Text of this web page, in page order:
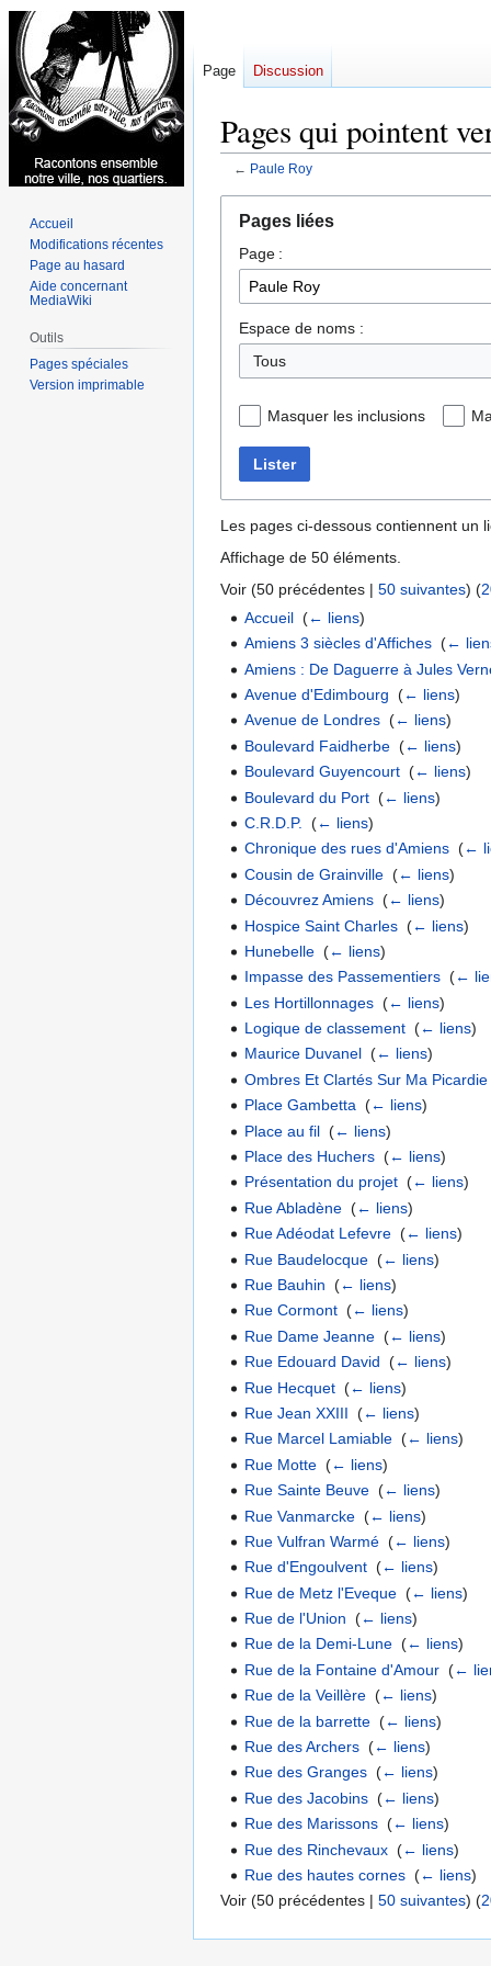
Pages qui pointent
← Paule Roy
navigation
recherche
Pages liées
Page :
Espace de noms :
Tous
Masquer les inclusions
Lister
Les pages ci-dessous contiennent un
Affichage de 50 éléments.
Voir (50 précédentes | 50 suivantes) (
Accueil ‎(← liens)
Amiens 3 siècles d'Affiches ‎(←
Amiens : De Daguerre à Jules
Avenue d'Edimbourg ‎(← liens)
Avenue de Londres ‎(← liens)
Boulevard Faidherbe ‎(← liens)
Boulevard Guyencourt ‎(← liens)
Boulevard du Port ‎(← liens)
C.R.D.P.
‎(← liens)
Chronique des rues d'Amiens ‎(←
Cousin de Grainville ‎(← liens)
Découvrez Amiens ‎(← liens)
Hospice Saint Charles ‎(← liens)
Hunebelle ‎(← liens)
Impasse des Passementiers ‎(←
Les Hortillonnages ‎(← liens)
Logique de classement ‎(← liens)
Maurice Duvanel ‎(← liens)
Ombres Et Clartés Sur Ma Picardie
Place Gambetta ‎(← liens)
Place au fil ‎(← liens)
Place des Huchers ‎(← liens)
Présentation du projet ‎(← liens)
Rue Abladène ‎(← liens)
Rue Adéodat Lefevre ‎(← liens)
Rue Baudelocque ‎(← liens)
Rue Bauhin ‎(← liens)
Rue Cormont ‎(← liens)
Rue Dame Jeanne ‎(← liens)
Rue Edouard David ‎(← liens)
Rue Hecquet ‎(← liens)
Rue Jean XXIII ‎(← liens)
Rue Marcel Lamiable ‎(← liens)
Rue Motte ‎(← liens)
Rue Sainte Beuve ‎(← liens)
Rue Vanmarcke ‎(← liens)
Rue Vulfran Warmé ‎(← liens)
Rue d'Engoulvent ‎(← liens)
Rue de Metz l'Eveque ‎(← liens)
Rue de l'Union ‎(← liens)
Rue de la Demi-Lune ‎(← liens)
Rue de la Fontaine d'Amour ‎(←
Rue de la Veillère ‎(← liens)
Rue de la barrette ‎(← liens)
Rue des Archers ‎(← liens)
Rue des Granges ‎(← liens)
Rue des Jacobins ‎(← liens)
Rue des Marissons ‎(← liens)
Rue des Rinchevaux ‎(← liens)
Rue des hautes cornes ‎(← liens)
Voir (50 précédentes | 50 suivantes) (
Page Discussion
Accueil
Modifications récentes
Page au hasard
Aide concernant
MediaWiki
Outils
Pages spéciales
Version imprimable